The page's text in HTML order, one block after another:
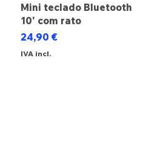
Mini teclado Bluetooth
10' com rato
Preço
24,90 €
IVA incl.